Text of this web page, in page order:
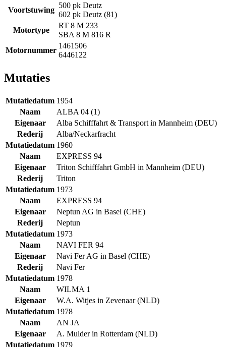
Voortstuwing
500 pk Deutz
602 pk Deutz (81)
Motortype
RT 8 M 233
SBA 8 M 816 R
Motornummer
1461506
6446122
Mutaties
Mutatiedatum 1954
Naam
ALBA 04 (1)
Eigenaar
Alba Schifffahrt & Transport in Mannheim (DEU)
Rederij
Alba/Neckarfracht
Mutatiedatum 1960
Naam
EXPRESS 94
Eigenaar
Triton Schifffahrt GmbH in Mannheim (DEU)
Rederij
Triton
Mutatiedatum 1973
Naam
EXPRESS 94
Eigenaar
Neptun AG in Basel (CHE)
Rederij
Neptun
Mutatiedatum 1973
Naam
NAVI FER 94
Eigenaar
Navi Fer AG in Basel (CHE)
Rederij
Navi Fer
Mutatiedatum 1978
Naam
WILMA 1
Eigenaar
W.A. Witjes in Zevenaar (NLD)
Mutatiedatum 1978
Naam
AN JA
Eigenaar
A. Mulder in Rotterdam (NLD)
Mutatiedatum 1979